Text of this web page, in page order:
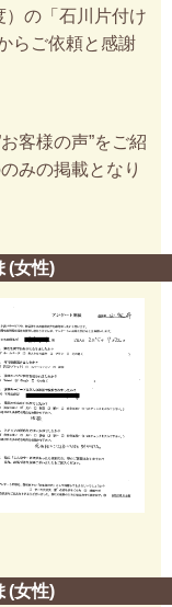
の「石川片付け
らご依頼と感謝
客様の声”をご紹
みの掲載となり
(女性)
(女性)